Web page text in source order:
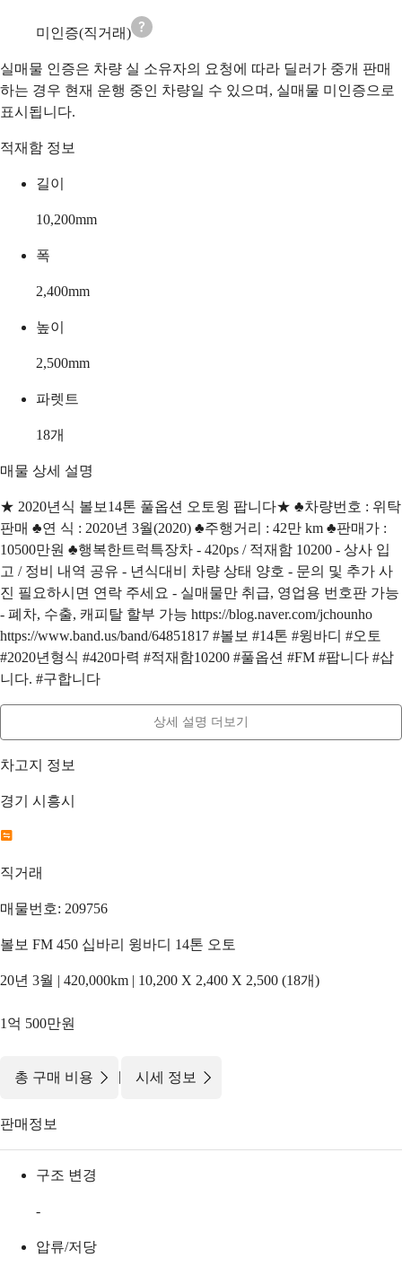
미인증(직거래)
실매물 인증은 차량 실 소유자의 요청에 따라 딜러가 중개 판매
하는 경우 현재 운행 중인 차량일 수 있으며, 실매물 미인증으로
표시됩니다.
적재함 정보
길이
10,200mm
폭
2,400mm
높이
2,500mm
파렛트
18개
매물 상세 설명
★ 2020년식 볼보14톤 풀옵션 오토윙 팝니다★ ♣차량번호 : 위탁
판매 ♣연 식 : 2020년 3월(2020) ♣주행거리 : 42만 km ♣판매가 :
10500만원 ♣행복한트럭특장차 - 420ps / 적재함 10200 - 상사 입
고 / 정비 내역 공유 - 년식대비 차량 상태 양호 - 문의 및 추가 사
진 필요하시면 연락 주세요 - 실매물만 취급, 영업용 번호판 가능
- 폐차, 수출, 캐피탈 할부 가능 https://blog.naver.com/jchounho
https://www.band.us/band/64851817 #볼보 #14톤 #윙바디 #오토
#2020년형식 #420마력 #적재함10200 #풀옵션 #FM #팝니다 #삽
니다. #구합니다
상세 설명 더보기
차고지 정보
경기 시흥시
직거래
매물번호: 209756
볼보 FM 450 십바리 윙바디 14톤 오토
20년 3월 | 420,000km | 10,200 X 2,400 X 2,500 (18개)
1억 500만원
총 구매 비용 | 시세 정보
판매정보
구조 변경
-
압류/저당